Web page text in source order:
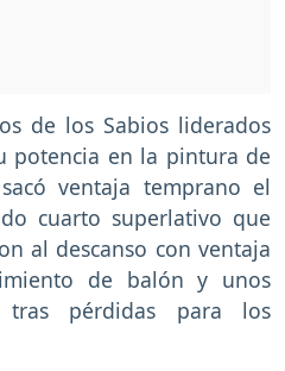
de los Sabios liderados
potencia en la pintura de
ventaja temprano el
cuarto superlativo que
al descanso con ventaja
de balón y unos
tras pérdidas para los